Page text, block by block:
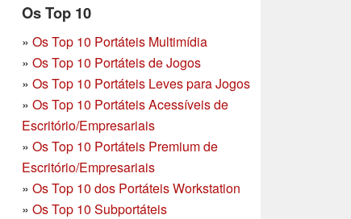
Os Top 10
» Os Top 10 Portáteis Multimídia
» Os Top 10 Portáteis de Jogos
» Os Top 10 Portáteis Leves para Jogos
» Os Top 10 Portáteis Acessíveis de
Escritório/Empresariais
» Os Top 10 Portáteis Premium de
Escritório/Empresariais
» Os Top 10 dos Portáteis Workstation
» Os Top 10 Subportáteis